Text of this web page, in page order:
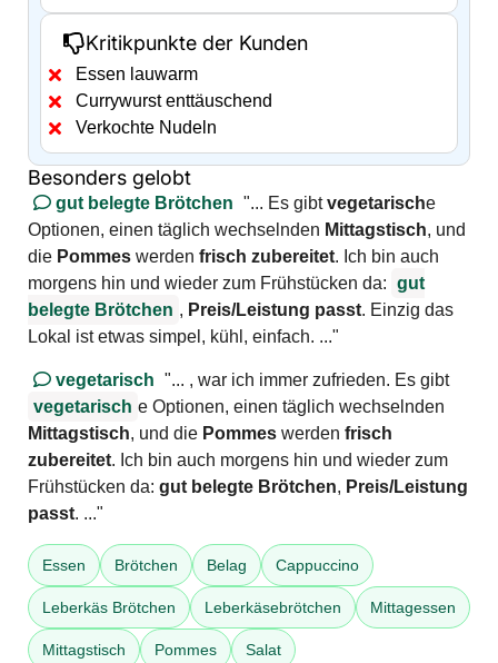
Kritikpunkte der Kunden
Essen lauwarm
Currywurst enttäuschend
Verkochte Nudeln
Besonders gelobt
gut belegte Brötchen "... Es gibtvegetarische
Optionen, einen täglich wechselnden Mittagstisch, und
die Pommes werden frisch zubereitet. Ich bin auch
morgens hin und wieder zum Frühstücken da: gut
belegte Brötchen , Preis/Leistung passt. Einzig das
Lokal ist etwas simpel, kühl, einfach. ..."
vegetarisch "... , war ich immer zufrieden. Es gibt
vegetarisch e Optionen, einen täglich wechselnden
Mittagstisch, und die Pommes werden frisch
zubereitet. Ich bin auch morgens hin und wieder zum
Frühstücken da: gut belegte Brötchen, Preis/Leistung
passt. ..."
Essen Brötchen Belag Cappuccino
Leberkäs Brötchen Leberkäsebrötchen Mittagessen
Mittagstisch Pommes Salat